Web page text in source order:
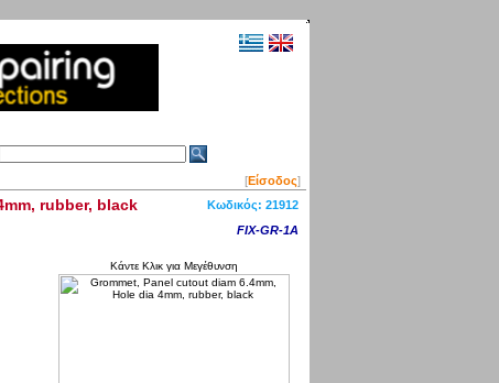
[Είσοδος]
rubber, black Κωδικός: 21912
FIX-GR-1A
Κάντε Κλικ για Μεγέθυνση